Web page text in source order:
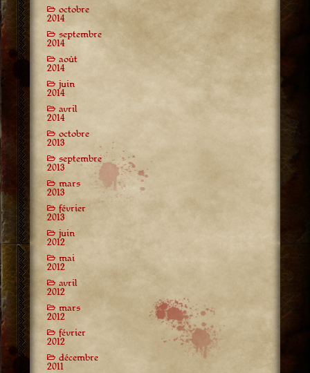
octobre
2014
septembre
2014
août
2014
juin
2014
avril
2014
octobre
2013
septembre
2013
mars
2013
février
2013
juin
2012
mai
2012
avril
2012
mars
2012
février
2012
décembre
2011